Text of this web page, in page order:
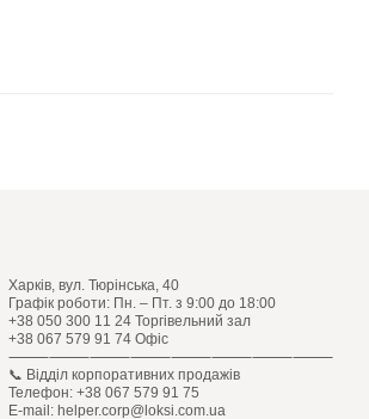
Харків, вул. Тюрінська, 40
Графік роботи: Пн. – Пт. з 9:00 до 18:00
+38 050 300 11 24 Торгівельний зал
+38 067 579 91 74 Офіс
⸻⸻⸻⸻⸻⸻⸻⸻
📞 Відділ корпоративних продажів
Телефон: +38 067 579 91 75
E-mail: helper.corp@loksi.com.ua